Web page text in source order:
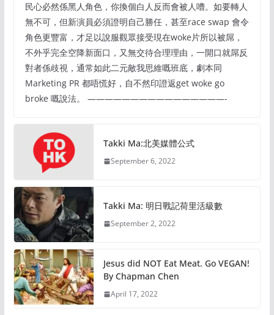
民心必然係黑人角色，你換個白人反而會被人嘈。如要轉人
無不可，但新演員必須證明自己勝任，甚至race swap 會令
角色更豐富，才足以說服觀眾接受現在woke片所以被屌，
不外乎完全空降新面口，又無交待合理理由，一開口就屌反
對者係歧視，通常如此二元敵我思維嘅班底，劇本同
Marketing PR 都唔慌好，自不然印證返get woke go
broke 嘅說法。 ————————————————-
Takki Ma:北美媒體公式
September 6, 2022
Takki Ma: 明日戰記荷里活級數
September 2, 2022
Jesus did NOT Eat Meat. Go VEGAN!
By Chapman Chen
April 17, 2022